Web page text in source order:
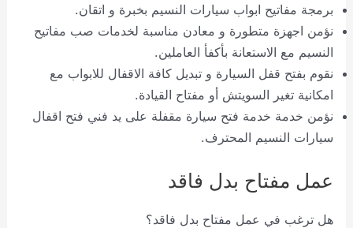
برمجة مفاتيح ابواب سيارات النسيم بخبرة و اتقان.
نؤمن اجهزة متطورة و معادن مناسبة لخدمات صب مفاتيح
النسيم مع الاستعانة بأكفأ العاملين.
نقوم بفتح قفل السيارة و تبديل كافة الاقفال للابواب مع
امكانية تغير السويتش أو مفتاح القيادة.
نؤمن خدمة خدمة فتح سيارة مقفلة على يد فني فتح اقفال
سيارات النسيم المحترف.
عمل مفتاح بدل فاقد
هل ترغب في عمل مفتاح بدل فاقد؟